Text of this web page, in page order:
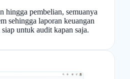
hingga pembelian, semuanya
sehingga laporan keuangan
untuk audit kapan saja.